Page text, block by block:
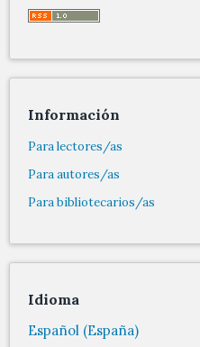
Información
Para lectores/as
Para autores/as
Para bibliotecarios/as
Idioma
Español (España)